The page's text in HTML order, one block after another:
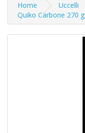
Home Uccelli
Quiko Carbone 270 g